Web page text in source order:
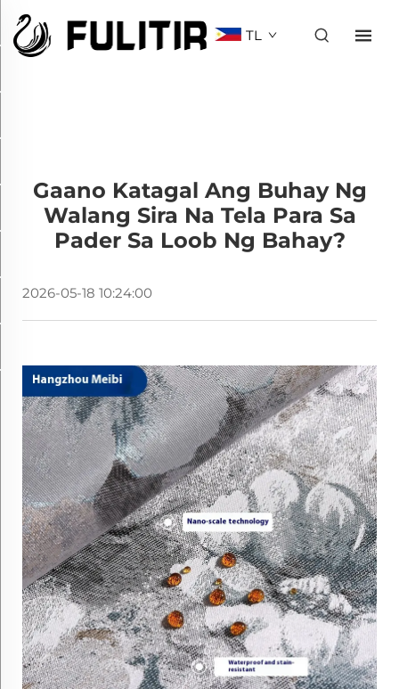
TL
Gaano Katagal Ang Buhay Ng
Walang Sira Na Tela Para Sa
Pader Sa Loob Ng Bahay?
2026-05-18 10:24:00